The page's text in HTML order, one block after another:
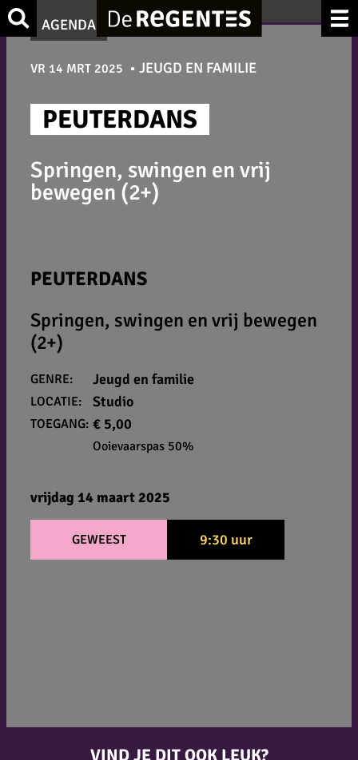
Ga
naar
Zoek
AGENDA
VR 14 MRT 2025 JEUGD EN FAMILIE
PEUTERDANS
Springen, swingen en vrij
bewegen (2+)
PEUTERDANS
Springen, swingen en vrij bewegen
(2+)
GENRE: Jeugd en familie
LOCATIE: Studio
TOEGANG: € 5,00
Ooievaarspas 50%
vrijdag 14 maart 2025
GEWEEST 9:30 uur
VIND JE DIT OOK LEUK?